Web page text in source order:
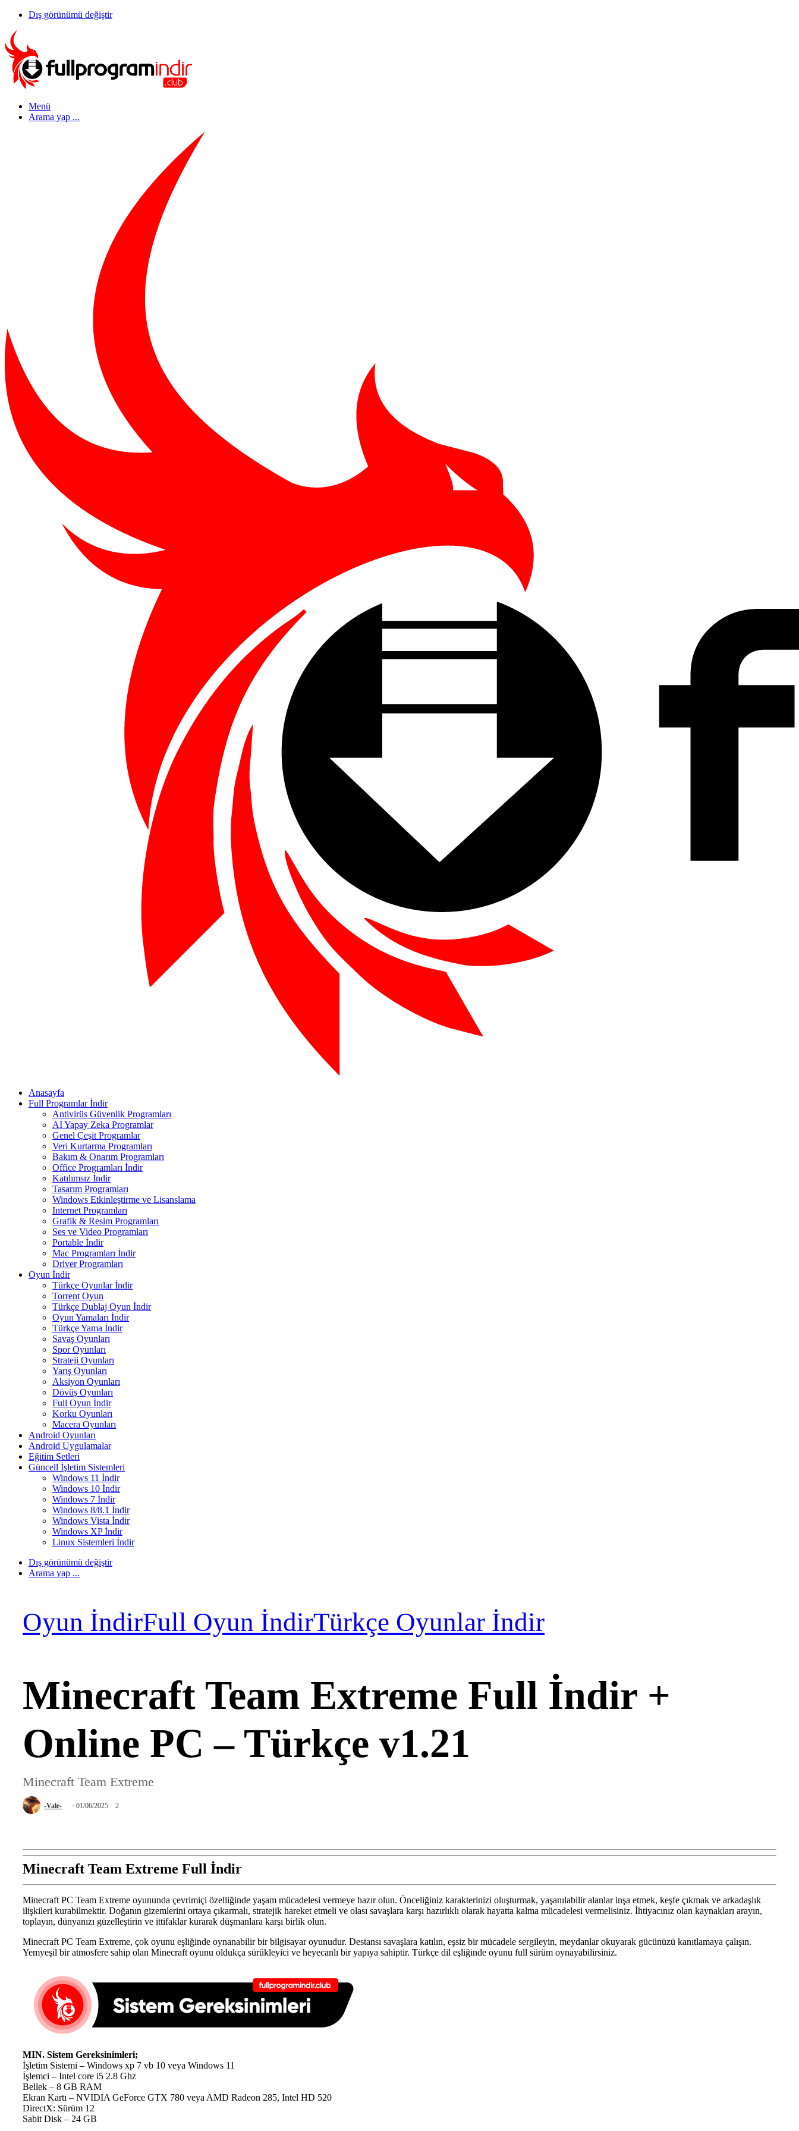
Dış görünümü değiştir
Menü
Arama yap ...
Anasayfa
Full Programlar İndir
Antivirüs Güvenlik Programları
AI Yapay Zeka Programlar
Genel Çeşit Programlar
Veri Kurtarma Programları
Bakım & Onarım Programları
Office Programları İndir
Katılımsız İndir
Tasarım Programları
Windows Etkinleştirme ve Lisanslama
Internet Programları
Grafik & Resim Programları
Ses ve Video Programları
Portable İndir
Mac Programları İndir
Driver Programları
Oyun İndir
Türkçe Oyunlar İndir
Torrent Oyun
Türkçe Dublaj Oyun İndir
Oyun Yamaları İndir
Türkçe Yama İndir
Savaş Oyunları
Spor Oyunları
Strateji Oyunları
Yarış Oyunları
Aksiyon Oyunları
Dövüş Oyunları
Full Oyun İndir
Korku Oyunları
Macera Oyunları
Android Oyunları
Android Uygulamalar
Eğitim Setleri
Güncell İşletim Sistemleri
Windows 11 İndir
Windows 10 İndir
Windows 7 İndir
Windows 8/8.1 İndir
Windows Vista İndir
Windows XP İndir
Linux Sistemleri İndir
Dış görünümü değiştir
Arama yap ...
Oyun İndirFull Oyun İndirTürkçe Oyunlar İndir
Minecraft Team Extreme Full İndir +
Online PC – Türkçe v1.21
Minecraft Team Extreme
-Vale- 01/06/2025 2
Minecraft Team Extreme Full İndir
Minecraft PC Team Extreme oyununda çevrimiçi özelliğinde yaşam mücadelesi vermeye hazır olun. Önceliğiniz karakterinizi oluşturmak, yaşanılabilir alanlar inşa etmek, keşfe çıkmak ve arkadaşlık
ilişkileri kurabilmektir. Doğanın gizemlerini ortaya çıkarmalı, stratejik hareket etmeli ve olası savaşlara karşı hazırlıklı olarak hayatta kalma mücadelesi vermelisiniz. İhtiyacınız olan kaynakları arayın,
toplayın, dünyanızı güzelleştirin ve ittifaklar kurarak düşmanlara karşı birlik olun.
Minecraft PC Team Extreme, çok oyunu eşliğinde oynanabilir bir bilgisayar oyunudur. Destansı savaşlara katılın, eşsiz bir mücadele sergileyin, meydanlar okuyarak gücünüzü kanıtlamaya çalışın.
Yemyeşil bir atmosfere sahip olan Minecraft oyunu oldukça sürükleyici ve heyecanlı bir yapıya sahiptir. Türkçe dil eşliğinde oyunu full sürüm oynayabilirsiniz.
MIN. Sistem Gereksinimleri;
İşletim Sistemi – Windows xp 7 vb 10 veya Windows 11
İşlemci – Intel core i5 2.8 Ghz
Bellek – 8 GB RAM
Ekran Kartı – NVIDIA GeForce GTX 780 veya AMD Radeon 285, Intel HD 520
DirectX: Sürüm 12
Sabit Disk – 24 GB